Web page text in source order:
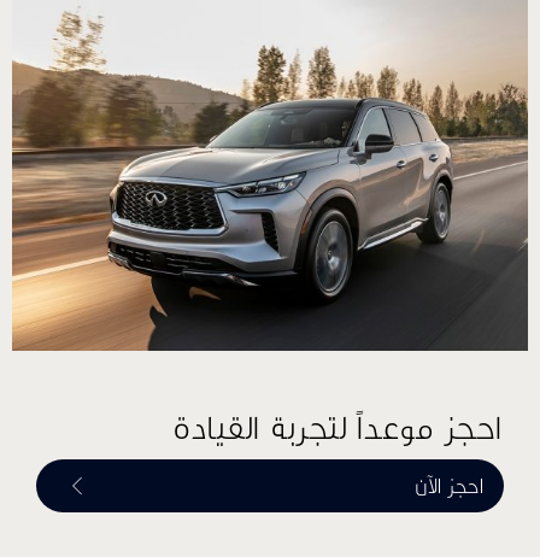
احجز موعداً لتجربة القيادة
احجز الآن